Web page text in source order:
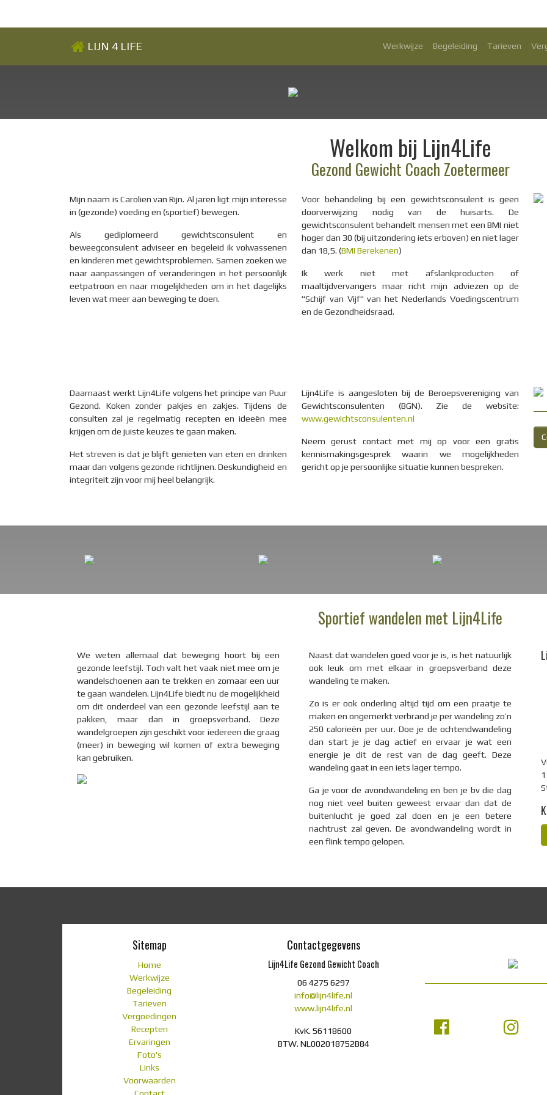
LIJN 4 LIFE Werkwijze Begeleiding Tarieven
Welkom bij Lijn4Life
Gezond Gewicht Coach Zoetermeer
Mijn naam is Carolien van Rijn. Al jaren ligt mijn interesse
in (gezonde) voeding en (sportief) bewegen.
Als gediplomeerd gewichtsconsulent en
beweegconsulent adviseer en begeleid ik volwassenen
en kinderen met gewichtsproblemen. Samen zoeken we
naar aanpassingen of veranderingen in het persoonlijk
eetpatroon en naar mogelijkheden om in het dagelijks
leven wat meer aan beweging te doen.
Voor behandeling bij een gewichtsconsulent is geen
doorverwijzing nodig van de huisarts. De
gewichtsconsulent behandelt mensen met een BMI niet
hoger dan 30 (bij uitzondering iets erboven) en niet lager
dan 18,5. (BMI Berekenen)
Ik werk niet met afslankproducten of
maaltijdvervangers maar richt mijn adviezen op de
"Schijf van Vijf" van het Nederlands Voedingscentrum
en de Gezondheidsraad.
Daarnaast werkt Lijn4Life volgens het principe van Puur
Gezond. Koken zonder pakjes en zakjes. Tijdens de
consulten zal je regelmatig recepten en ideeën mee
krijgen om de juiste keuzes te gaan maken.
Het streven is dat je blijft genieten van eten en drinken
maar dan volgens gezonde richtlijnen. Deskundigheid en
integriteit zijn voor mij heel belangrijk.
Lijn4Life is aangesloten bij de Beroepsvereniging van
Gewichtsconsulenten (BGN). Zie de website:
www.gewichtsconsulenten.nl
Neem gerust contact met mij op voor een gratis
kennismakingsgesprek waarin we mogelijkheden
gericht op je persoonlijke situatie kunnen bespreken.
Sportief wandelen met Lijn4Life
We weten allemaal dat beweging hoort bij een
gezonde leefstijl. Toch valt het vaak niet mee om je
wandelschoenen aan te trekken en zomaar een uur
te gaan wandelen. Lijn4Life biedt nu de mogelijkheid
om dit onderdeel van een gezonde leefstijl aan te
pakken, maar dan in groepsverband. Deze
wandelgroepen zijn geschikt voor iedereen die graag
(meer) in beweging wil komen of extra beweging
kan gebruiken.
Naast dat wandelen goed voor je is, is het natuurlijk
ook leuk om met elkaar in groepsverband deze
wandeling te maken.
Zo is er ook onderling altijd tijd om een praatje te
maken en ongemerkt verbrand je per wandeling zo’n
250 calorieën per uur. Doe je de ochtendwandeling
dan start je je dag actief en ervaar je wat een
energie je dit de rest van de dag geeft. Deze
wandeling gaat in een iets lager tempo.
Ga je voor de avondwandeling en ben je bv die dag
nog niet veel buiten geweest ervaar dan dat de
buitenlucht je goed zal doen en je een betere
nachtrust zal geven. De avondwandeling wordt in
een flink tempo gelopen.
Sitemap
Home
Werkwijze
Begeleiding
Tarieven
Vergoedingen
Recepten
Ervaringen
Foto's
Links
Voorwaarden
Contact
Contactgegevens
Lijn4Life Gezond Gewicht Coach
06 4275 6297
info@lijn4life.nl
www.lijn4life.nl
KvK. 56118600
BTW. NL002018752B84